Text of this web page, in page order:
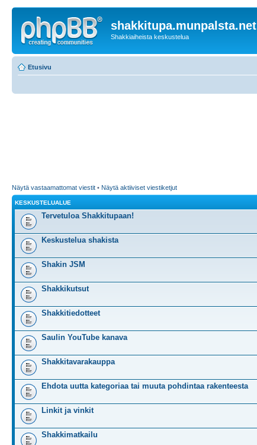
shakkitupa.munpalsta.net
Shakkiaiheista keskustelua
Etusivu
Näytä vastaamattomat viestit • Näytä aktiiviset viestiketjut
KESKUSTELUALUE
Tervetuloa Shakkitupaan!
Keskustelua shakista
Shakin JSM
Shakkikutsut
Shakkitiedotteet
Saulin YouTube kanava
Shakkitavarakauppa
Ehdota uutta kategoriaa tai muuta pohdintaa rakenteesta
Linkit ja vinkit
Shakkimatkailu